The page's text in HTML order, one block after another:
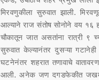
मिरवणुकीला सुरुवात झाली.
आल्याने राज संतोष सोनोने वय १६
चौकातून जात असतांना रात्री ९
सुरुवात केल्यानंतर दुसऱ्या
घटनेनंतर शहरात तणावाचे
आली. अनेक जण दगडफेकीत जखमी